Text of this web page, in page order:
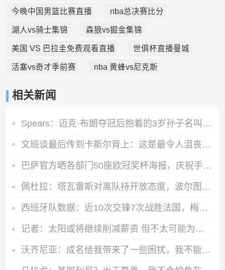
今晚中国男篮比赛直播 nba总决赛比分
湖人vs骑士集锦 森狼vs掘金集锦
美国 VS 巴拉圭免费观看直播 世俱杯直播曼城
活塞vs奇才季前赛 nba 黄蜂vs尼克斯
相关新闻
Spears：迈克·布朗夺冠后抱着的3岁孙子名叫艾弗森 那是他心头肉
文班谈最后传到卡斯尔背上：这是最令人沮丧的事情 我搞砸了
巴萨官方晒各部门50座欧冠奖杯海报，庆祝手球队第13次赢得欧冠
佩杜拉：塔瓦雷斯对离队持开放态度，波尔图、佛罗伦萨曾询问情况
西班牙队数据：近10次交锋7次战胜法国，梅里诺追赶卢卡库纪录
记者：太阳或将继续削减薪资 但不太可能为此付出自己的首轮签
沃齐尼亚：成名给我带来了一些困扰，我不能像过去那样在街头吃饭